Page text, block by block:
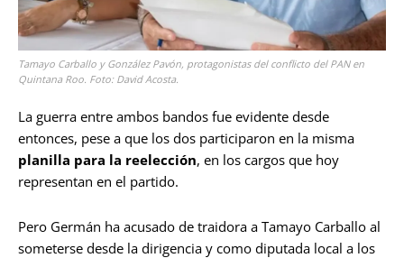
Tamayo Carballo y González Pavón, protagonistas del conflicto del PAN en
Quintana Roo. Foto: David Acosta.
La guerra entre ambos bandos fue evidente desde
entonces, pese a que los dos participaron en la misma
planilla para la reelección, en los cargos que hoy
representan en el partido.
Pero Germán ha acusado de traidora a Tamayo Carballo al
someterse desde la dirigencia y como diputada local a los